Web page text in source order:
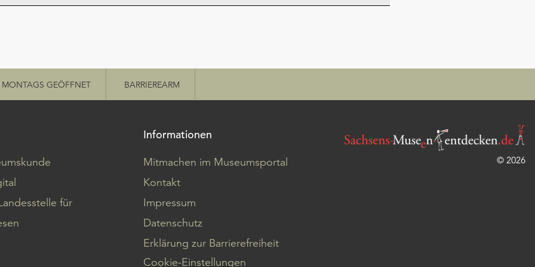
MONTAGS GEÖFFNET BARRIEREARM
für
Informationen
Mitmachen im Museumsportal
Kontakt
Impressum
Datenschutz
Erklärung zur Barrierefreiheit
Cookie-Einstellungen
© 2026